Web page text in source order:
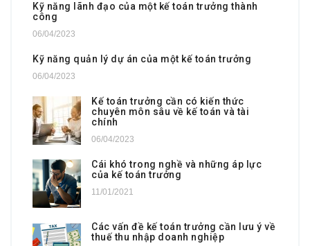
Kỹ năng lãnh đạo của một kế toán trưởng thành
công
06/04/2023
Kỹ năng quản lý dự án của một kế toán trưởng
06/04/2023
Kế toán trưởng cần có kiến thức
chuyên môn sâu về kế toán và tài
chính
06/04/2023
Cái khó trong nghề và những áp lực
của kế toán trưởng
11/01/2021
Các vấn đề kế toán trưởng cần lưu ý về
thuế thu nhập doanh nghiệp